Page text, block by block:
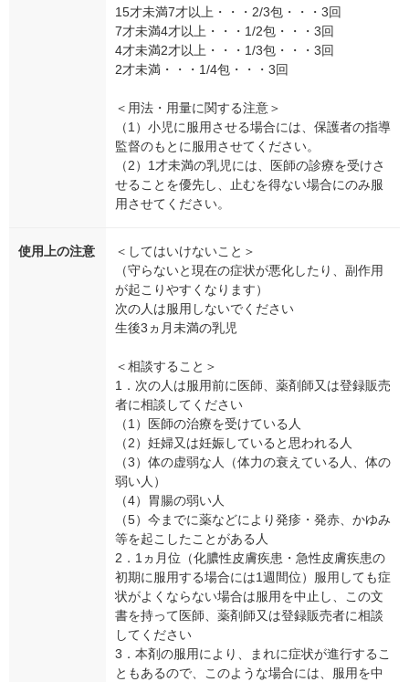
15才未満7才以上・・・2/3包・・・3回
7才未満4才以上・・・1/2包・・・3回
4才未満2才以上・・・1/3包・・・3回
2才未満・・・1/4包・・・3回
＜用法・用量に関する注意＞
（1）小児に服用させる場合には、保護者の指導
監督のもとに服用させてください。
（2）1才未満の乳児には、医師の診療を受けさ
せることを優先し、止むを得ない場合にのみ服
用させてください。
使用上の注意
＜してはいけないこと＞
（守らないと現在の症状が悪化したり、副作用
が起こりやすくなります）
次の人は服用しないでください
生後3ヵ月未満の乳児
＜相談すること＞
1．次の人は服用前に医師、薬剤師又は登録販売
者に相談してください
（1）医師の治療を受けている人
（2）妊婦又は妊娠していると思われる人
（3）体の虚弱な人（体力の衰えている人、体の
弱い人）
（4）胃腸の弱い人
（5）今までに薬などにより発疹・発赤、かゆみ
等を起こしたことがある人
2．1ヵ月位（化膿性皮膚疾患・急性皮膚疾患の
初期に服用する場合には1週間位）服用しても症
状がよくならない場合は服用を中止し、この文
書を持って医師、薬剤師又は登録販売者に相談
してください
3．本剤の服用により、まれに症状が進行するこ
ともあるので、このような場合には、服用を中